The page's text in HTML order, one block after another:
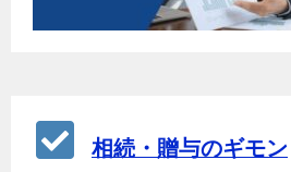
相続・贈与のギモン